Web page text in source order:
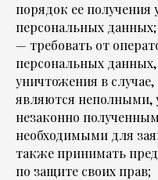
порядок ее получения
персональных данных;
— требовать от
персональных
уничтожения в
являются неполными,
незаконно
необходимыми для
также принимать
по защите своих прав;